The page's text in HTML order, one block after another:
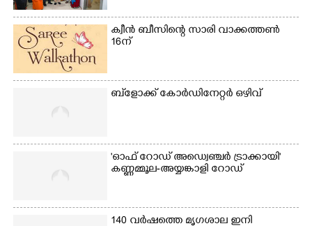
ക്വീൻ ബീസിന്റെ സാരി വാക്കത്തൺ
16ന്
ബ്‌ളോക്ക് കോർഡിനേറ്റർ ഒഴിവ്
'ഓഫ് റോഡ് അഡ്വെഞ്ചർ ട്രാക്കായി'
കണ്ണമ്മൂല-അയ്യങ്കാളി റോഡ്
140 വർഷത്തെ മൃഗശാല ഇനി
×
Share this link